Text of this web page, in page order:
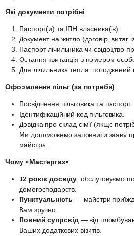
Які документи потрібні
Паспорт(и) та ІПН власника(ів).
Документ на житло (договір, витяг
Паспорт лічильника чи свідоцтво
Остання квитанція з номером
Для лічильника тепла: погоджений
Оформлення пільг (за потреби)
Посвідчення пільговика та паспорт.
Ідентифікаційний код пільговика.
Довідка про склад сім’ї (якщо
Ми допоможемо заповнити заяву
майстра.
Чому «Мастергаз»
12 років досвіду, обслуговуємо
домогосподарств.
Пунктуальність — майстри
Вам зручно.
Повний супровід— від
Ваших додаткових візитів.